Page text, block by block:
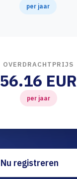
per jaar
OVERDRACHTPRIJS
56.16 EUR
per jaar
Nu registreren